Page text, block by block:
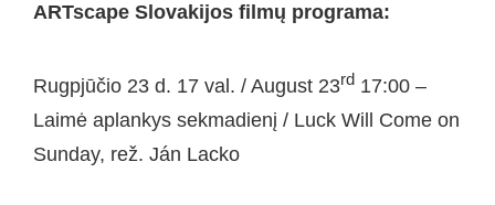
ARTscape Slovakijos filmų programa:
Rugpjūčio 23 d. 17 val. / August 23rd 17:00 –
Laimė aplankys sekmadienį / Luck Will Come on
Sunday, rež. Ján Lacko